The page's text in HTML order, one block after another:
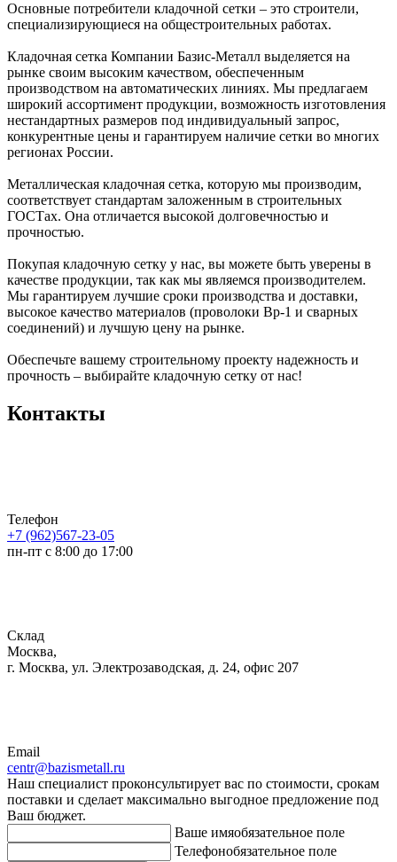
Основные потребители кладочной сетки – это строители,
специализирующиеся на общестроительных работах.
Кладочная сетка Компании Базис-Металл выделяется на
рынке своим высоким качеством, обеспеченным
производством на автоматических линиях. Мы предлагаем
широкий ассортимент продукции, возможность изготовления
нестандартных размеров под индивидуальный запрос,
конкурентные цены и гарантируем наличие сетки во многих
регионах России.
Металлическая кладочная сетка, которую мы производим,
соответствует стандартам заложенным в строительных
ГОСТах. Она отличается высокой долговечностью и
прочностью.
Покупая кладочную сетку у нас, вы можете быть уверены в
качестве продукции, так как мы являемся производителем.
Мы гарантируем лучшие сроки производства и доставки,
высокое качество материалов (проволоки Вр-1 и сварных
соединений) и лучшую цену на рынке.
Обеспечьте вашему строительному проекту надежность и
прочность – выбирайте кладочную сетку от нас!
Контакты
Телефон
+7 (962)567-23-05
пн-пт с 8:00 до 17:00
Склад
Москва,
г. Москва, ул. Электрозаводская, д. 24, офис 207
Email
centr@bazismetall.ru
Наш специалист проконсультирует вас по стоимости, срокам
поставки и сделает максимально выгодное предложение под
Ваш бюджет.
Ваше имяобязательное поле
Телефонобязательное поле